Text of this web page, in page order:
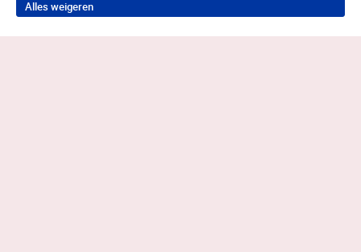
Alles weigeren